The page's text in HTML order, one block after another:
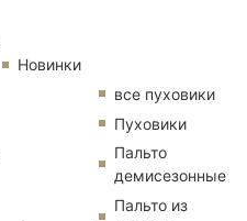
Новинки
все пуховики
Пуховики
Пальто
демисезонные
Пальто из